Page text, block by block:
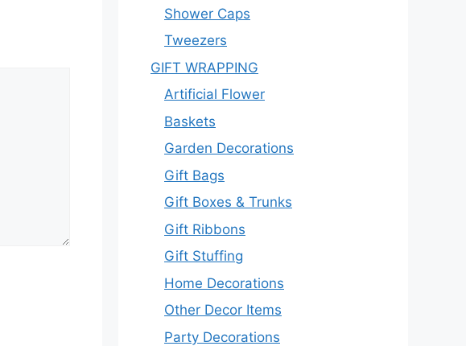
Shower Caps
Tweezers
GIFT WRAPPING
Artificial Flower
Baskets
Garden Decorations
Gift Bags
Gift Boxes & Trunks
Gift Ribbons
Gift Stuffing
Home Decorations
Other Decor Items
Party Decorations